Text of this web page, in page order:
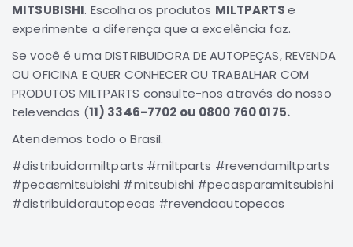
Porsche
SUZUKI
FORD
Volvo
ROVER
TUCSON
SUBARU
JETTA
MITSUBISHI. Escolha os produtos MILTPARTSe
experimente a diferença que a excelência faz.
Se você é uma DISTRIBUIDORA DE AUTOPEÇAS, REVENDA
OU OFICINA E QUER CONHECER OU TRABALHAR COM
PRODUTOS MILTPARTS consulte-nos através do nosso
televendas (11) 3346-7702 ou 0800 760 0175.
Atendemos todo o Brasil.
#distribuidormiltparts #miltparts #revendamiltparts
#pecasmitsubishi #mitsubishi #pecasparamitsubishi
#distribuidorautopecas #revendaautopecas